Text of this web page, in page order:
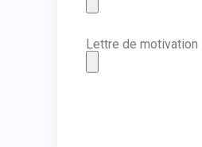
Lettre de motivation